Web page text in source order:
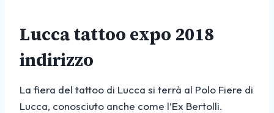
Lucca tattoo expo 2018
indirizzo
La fiera del tattoo di Lucca si terrà al Polo Fiere di
Lucca, conosciuto anche come l’Ex Bertolli.